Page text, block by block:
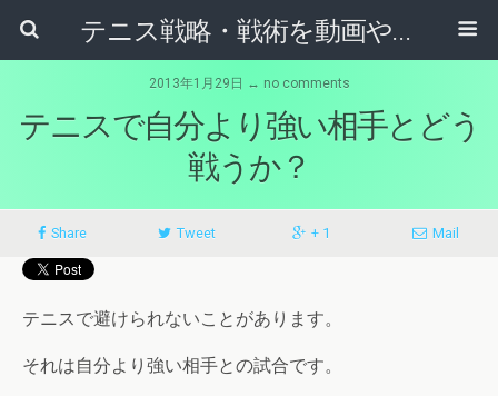
テニス戦略・戦術を動画やマンガから学ぶためのブログ
2013年1月29日 ↔ no comments
テニスで自分より強い相手とどう
戦うか？
Share Tweet + 1 Mail
テニスで避けられないことがあります。
それは自分より強い相手との試合です。